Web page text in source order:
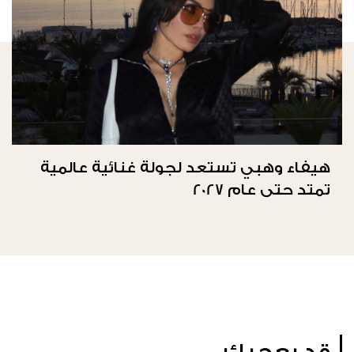
هيفاء وهبي تستعد لجولة غنائية عالمية
تمتد حتى عام 2027